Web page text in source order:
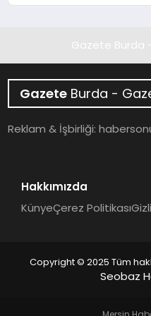
Gazete Burda
Gazete Burda -
Reklam & İşbirliği:
Hakkımızda
KünyeÇerez Politikası
Copyright © 2025 Tüm
Seobaz